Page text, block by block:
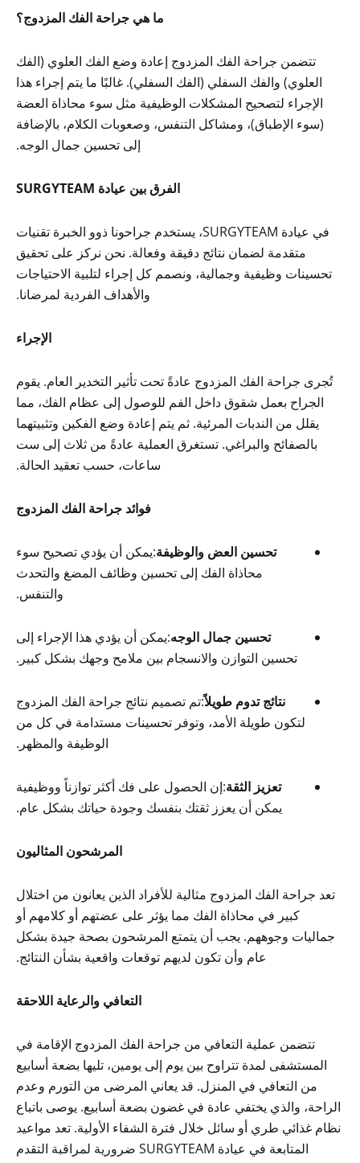
ما هي جراحة الفك المزدوج؟
تتضمن جراحة الفك المزدوج إعادة وضع الفك العلوي (الفك
العلوي) والفك السفلي (الفك السفلي). غالبًا ما يتم إجراء هذا
الإجراء لتصحيح المشكلات الوظيفية مثل سوء محاذاة العضة
(سوء الإطباق)، ومشاكل التنفس، وصعوبات الكلام، بالإضافة
إلى تحسين جمال الوجه.
الفرق بين عيادة SURGYTEAM
في عيادة SURGYTEAM، يستخدم جراحونا ذوو الخبرة تقنيات
متقدمة لضمان نتائج دقيقة وفعالة. نحن نركز على تحقيق
تحسينات وظيفية وجمالية، ونصمم كل إجراء لتلبية الاحتياجات
والأهداف الفردية لمرضانا.
الإجراء
تُجرى جراحة الفك المزدوج عادةً تحت تأثير التخدير العام. يقوم
الجراح بعمل شقوق داخل الفم للوصول إلى عظام الفك، مما
يقلل من الندبات المرئية. ثم يتم إعادة وضع الفكين وتثبيتهما
بالصفائح والبراغي. تستغرق العملية عادةً من ثلاث إلى ست
ساعات، حسب تعقيد الحالة.
فوائد جراحة الفك المزدوج
تحسين العض والوظيفة:يمكن أن يؤدي تصحيح سوء
محاذاة الفك إلى تحسين وظائف المضغ والتحدث
والتنفس.
تحسين جمال الوجه:يمكن أن يؤدي هذا الإجراء إلى
تحسين التوازن والانسجام بين ملامح وجهك بشكل كبير.
نتائج تدوم طويلاً:تم تصميم نتائج جراحة الفك المزدوج
لتكون طويلة الأمد، وتوفر تحسينات مستدامة في كل من
الوظيفة والمظهر.
تعزيز الثقة:إن الحصول على فك أكثر توازناً ووظيفية
يمكن أن يعزز ثقتك بنفسك وجودة حياتك بشكل عام.
المرشحون المثاليون
تعد جراحة الفك المزدوج مثالية للأفراد الذين يعانون من اختلال
كبير في محاذاة الفك مما يؤثر على عضتهم أو كلامهم أو
جماليات وجوههم. يجب أن يتمتع المرشحون بصحة جيدة بشكل
عام وأن تكون لديهم توقعات واقعية بشأن النتائج.
التعافي والرعاية اللاحقة
تتضمن عملية التعافي من جراحة الفك المزدوج الإقامة في
المستشفى لمدة تتراوح بين يوم إلى يومين، تليها بضعة أسابيع
من التعافي في المنزل. قد يعاني المرضى من التورم وعدم
الراحة، والذي يختفي عادة في غضون بضعة أسابيع. يوصى باتباع
نظام غذائي طري أو سائل خلال فترة الشفاء الأولية. تعد مواعيد
المتابعة في عيادة SURGYTEAM ضرورية لمراقبة التقدم